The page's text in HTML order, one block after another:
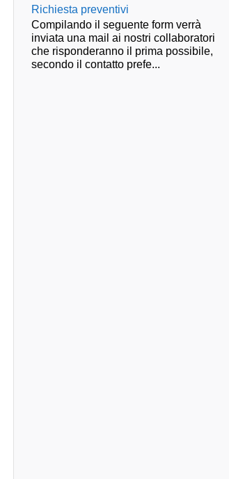
Richiesta preventivi
Compilando il seguente form verrà
inviata una mail ai nostri collaboratori
che risponderanno il prima possibile,
secondo il contatto prefe...